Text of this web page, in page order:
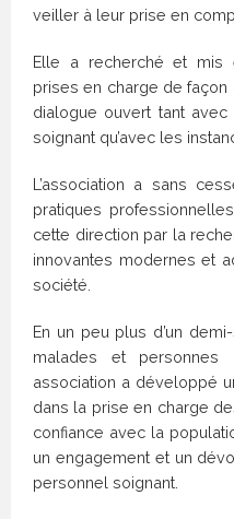
veiller à leur prise en
Elle a recherché et
prises en charge de façon
dialogue ouvert tant
soignant qu’avec les
L’association a sans
pratiques
cette direction par la
innovantes modernes et
société.
En un peu plus d’un
malades et
association a développé
dans la prise en charge
confiance avec la
un engagement et un
personnel soignant.